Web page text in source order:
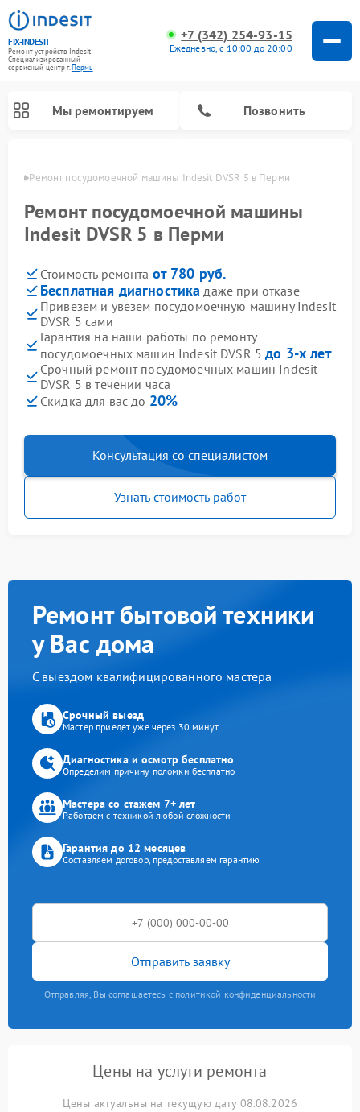
FIX-INDESIT
Ремонт устройств Indesit
Специализированный
cервисный центр г.Пермь
+7 (342) 254-93-15
Ежедневно, с 10:00 до 20:00
Мы ремонтируем Позвонить
Ремонт посудомоечной машины Indesit DVSR 5 в Перми
Ремонт посудомоечной машины
Indesit DVSR 5 в Перми
Стоимость ремонта от 780 руб.
Бесплатная диагностика даже при отказе
Привезем и увезем посудомоечную машину Indesit
DVSR 5 сами
Гарантия на наши работы по ремонту
посудомоечных машин Indesit DVSR 5до 3-х лет
Срочный ремонт посудомоечных машин Indesit
DVSR 5 в течении часа
Скидка для вас до 20%
Консультация со специалистом
Узнать стоимость работ
Ремонт бытовой техники
у Вас дома
С выездом квалифицированного мастера
Срочный выезд
Мастер приедет уже через 30 минут
Диагностика и осмотр бесплатно
Определим причину поломки бесплатно
Мастера со стажем 7+ лет
Работаем с техникой любой сложности
Гарантия до 12 месяцев
Составляем договор, предоставляем гарантию
Отправить заявку
Отправляя, Вы соглашаетесь с политикой конфиденциальности
Цены на услуги ремонта
Цены актуальны на текущую дату 08.08.2026